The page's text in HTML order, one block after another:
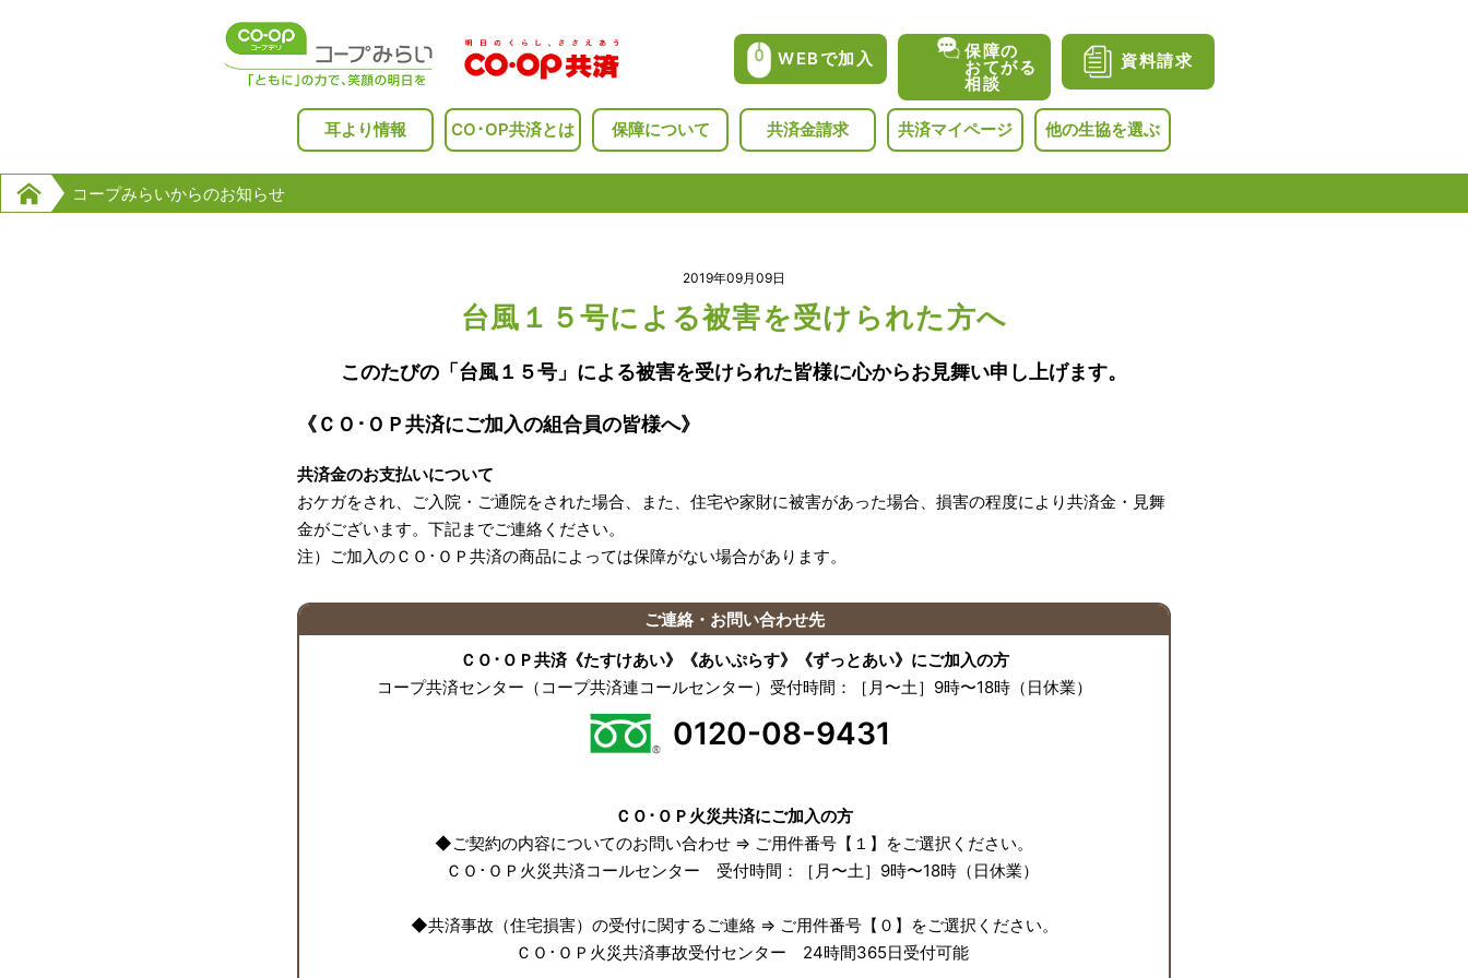
耳より情報 CO･OP共済とは 保障について 共済金請求 共済マイページ 他の生協を選ぶ
WEBで加入 保障の
おてがる
相談
資料請求
コープみらいからのお知らせ
2019年09月09日
台風１５号による被害を受けられた方へ
このたびの「台風１５号」による被害を受けられた皆様に心からお見舞い申し上げます。
《ＣＯ･ＯＰ共済にご加入の組合員の皆様へ》
共済金のお支払いについて
おケガをされ、ご入院・ご通院をされた場合、また、住宅や家財に被害があった場合、損害の程度により共済金・見舞
金がございます。下記までご連絡ください。
注）ご加入のＣＯ･ＯＰ共済の商品によっては保障がない場合があります。
ご連絡・お問い合わせ先
ＣＯ･ＯＰ共済《たすけあい》《あいぷらす》《ずっとあい》にご加入の方
コープ共済センター（コープ共済連コールセンター） 受付時間：［月〜土］9時〜18時（日休業）
0120-08-9431
ＣＯ･ＯＰ火災共済にご加入の方
◆ご契約の内容についてのお問い合わせ ⇒ ご用件番号【１】をご選択ください。
ＣＯ･ＯＰ火災共済コールセンター 受付時間：［月〜土］9時〜18時（日休業）
◆共済事故（住宅損害）の受付に関するご連絡 ⇒ ご用件番号【０】をご選択ください。
ＣＯ･ＯＰ火災共済事故受付センター 24時間365日受付可能